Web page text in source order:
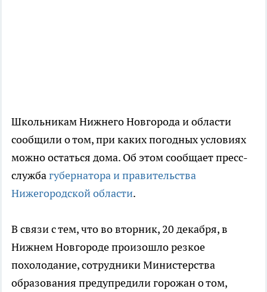
Школьникам Нижнего Новгорода и области
сообщили о том, при каких погодных условиях
можно остаться дома. Об этом сообщает пресс-
службагубернатора и правительства
Нижегородской области.
В связи с тем, что во вторник, 20 декабря, в
Нижнем Новгороде произошло резкое
похолодание, сотрудники Министерства
образования предупредили горожан о том,